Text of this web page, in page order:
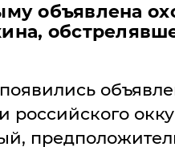
объявлена